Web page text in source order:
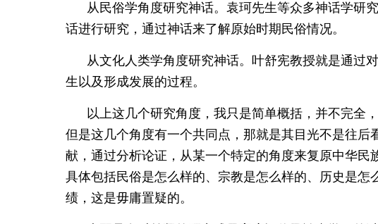
从民俗学角度研究神话。袁珂先生等众多神话学研
话进行研究，通过神话来了解原始时期民俗情况。
从文化人类学角度研究神话。叶舒宪教授就是通过
生以及形成发展的过程。
以上这几个研究角度，我只是简单概括，并不完全
但是这几个角度有一个共同点，那就是其目光不是往
献，通过分析论证，从某一个特定的角度来复原中华
具体包括民俗是怎么样的、宗教是怎么样的、历史是
绩，这是毋庸置疑的。